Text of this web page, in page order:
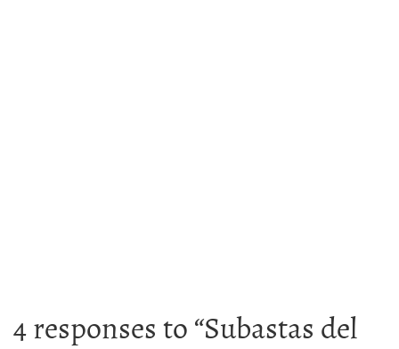
4 responses to “Subastas del